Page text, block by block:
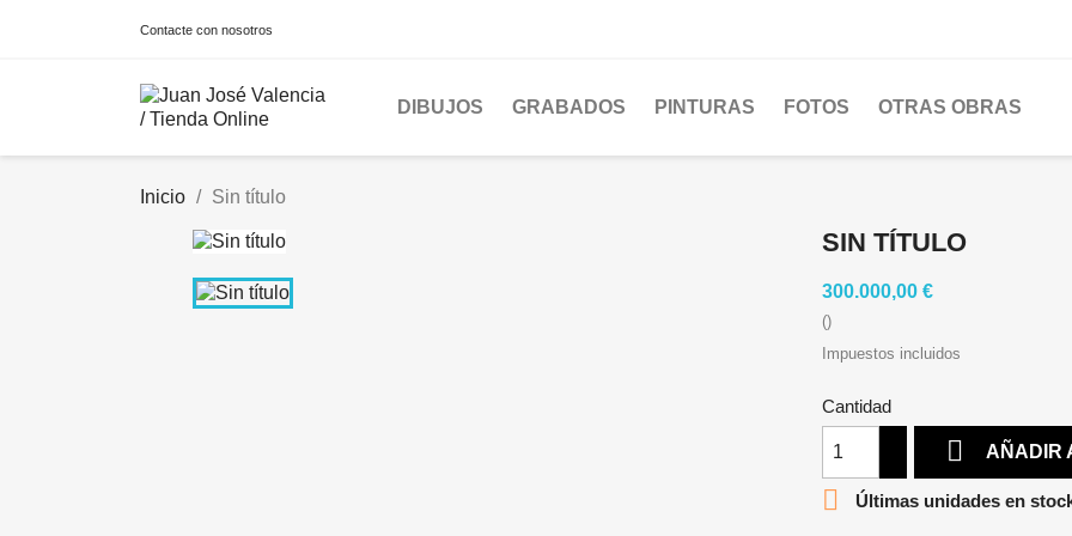
Contacte con nosotros
DIBUJOS GRABADOS PINTURAS FOTOS OTRAS OBRAS
Inicio Sin título
SIN TÍTULO
300.000,00 €
()
Impuestos incluidos
Cantidad
 AÑADIR
 Últimas unidades en